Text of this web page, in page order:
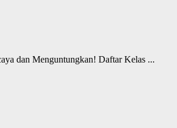
dan Menguntungkan! Daftar Kelas ...